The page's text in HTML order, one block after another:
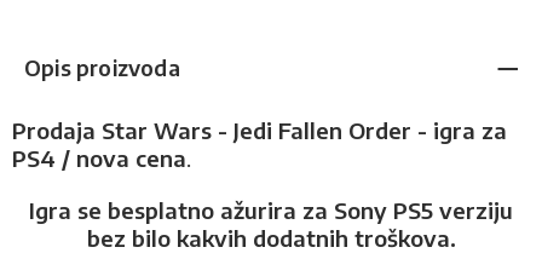
Opis proizvoda
Prodaja Star Wars - Jedi Fallen Order - igra za
PS4 / nova cena.
Igra se besplatno ažurira za Sony PS5 verziju
bez bilo kakvih dodatnih troškova.